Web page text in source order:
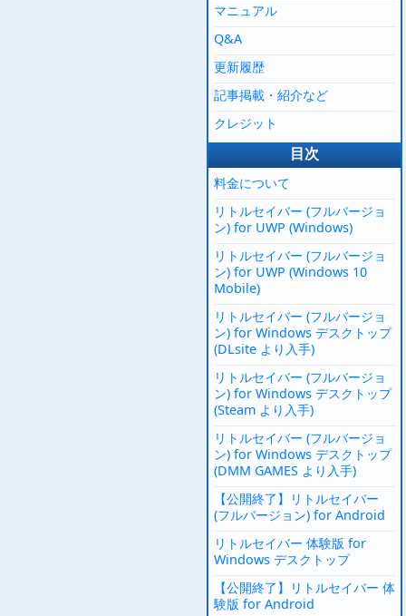
マニュアル
Q&A
更新履歴
記事掲載・紹介など
クレジット
目次
料金について
リトルセイバー (フルバージョ
ン) for UWP (Windows)
リトルセイバー (フルバージョ
ン) for UWP (Windows 10
Mobile)
リトルセイバー (フルバージョ
ン) for Windows デスクトップ
(DLsite より入手)
リトルセイバー (フルバージョ
ン) for Windows デスクトップ
(Steam より入手)
リトルセイバー (フルバージョ
ン) for Windows デスクトップ
(DMM GAMES より入手)
【公開終了】リトルセイバー
(フルバージョン) for Android
リトルセイバー 体験版 for
Windows デスクトップ
【公開終了】リトルセイバー 体
験版 for Android